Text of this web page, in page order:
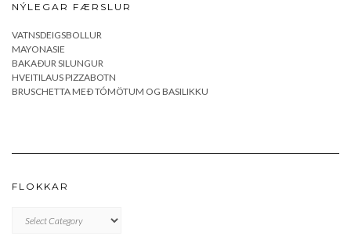
NÝLEGAR FÆRSLUR
VATNSDEIGSBOLLUR
MAYONASIE
BAKAÐUR SILUNGUR
HVEITILAUS PIZZABOTN
BRUSCHETTA MEÐ TÓMÖTUM OG BASILIKKU
FLOKKAR